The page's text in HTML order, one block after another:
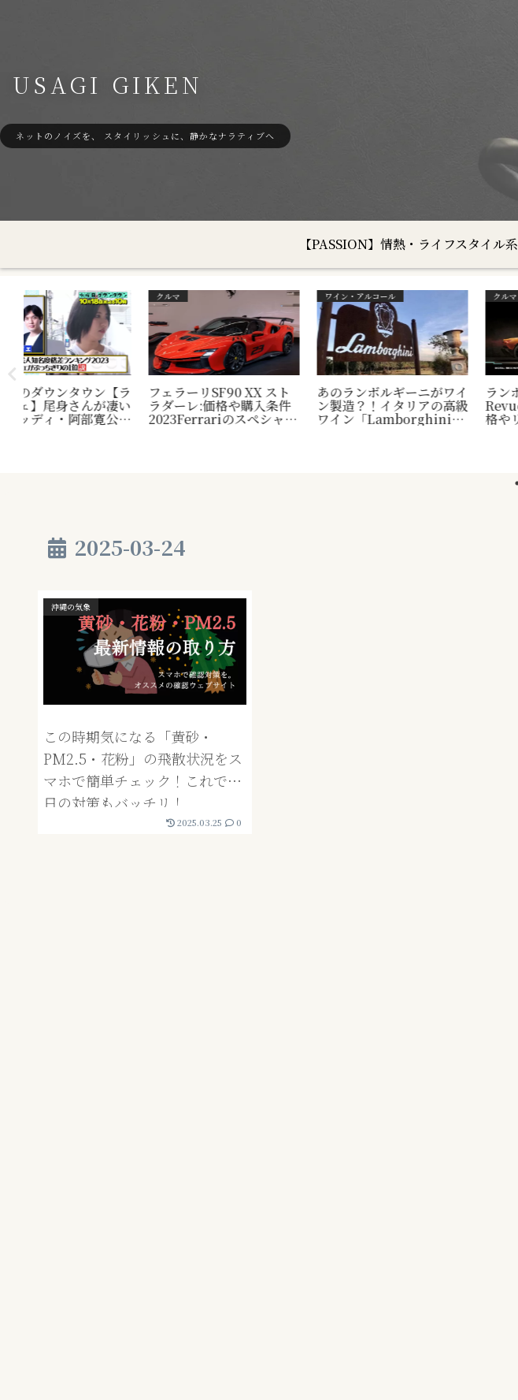
USAGI GIKEN
ネットのノイズを、 スタイリッシュに、静かなナラティブへ
【PASSION】情熱・ライフスタイル系
沖縄の気象
台風13号（ドルフィン）沖
縄本島でほぼ停滞｜停電
18,010戸・土曜も警戒【最
沖縄の気象
【2026年6月26日最終更
新】台風7号は沖縄を最接
近通過！警戒は27日本州
沖縄の気象
【2026年台風6号】進路予
想（米軍・気象庁・
Windy）と交通影響まと
2025-03-24
沖縄の気象
この時期気になる「黄砂・
PM2.5・花粉」の飛散状況をス
マホで簡単チェック！これで毎
日の対策もバッチリ！
2025.03.25 0